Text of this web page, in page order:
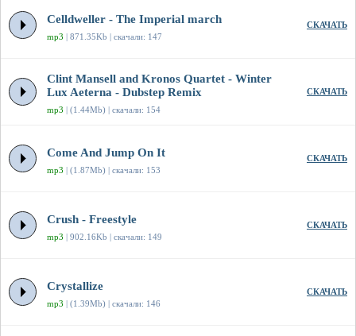
Celldweller - The Imperial march
mp3 | 871.35Kb | скачали: 147
СКАЧАТЬ
Clint Mansell and Kronos Quartet - Winter
Lux Aeterna - Dubstep Remix
mp3 | (1.44Mb) | скачали: 154
СКАЧАТЬ
Come And Jump On It
mp3 | (1.87Mb) | скачали: 153
СКАЧАТЬ
Crush - Freestyle
mp3 | 902.16Kb | скачали: 149
СКАЧАТЬ
Crystallize
mp3 | (1.39Mb) | скачали: 146
СКАЧАТЬ